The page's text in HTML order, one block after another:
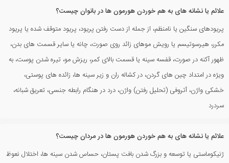
علائم یا نشانه های به هم خوردن هورمون ها در بانوان چیست؟
پریودهای سنگین یا نامنظم، از جمله از دست رفتن پریود، پریود متوقف شده یا پریود
مکرر، هیرسوتیسم یا رویش موهای زائد روی صورت، چانه یا سایر قسمت های بدن،
ظهور آکنه در صورت، قفسه سینه یا قسمت بالای کمر، ریزش مو، تیره شدن پوست، به
ویژه در امتداد چین های گردن، در کشاله ران و زیر سینه ها، زائده های پوستی،
خشکی واژن، آتروفی (تحلیل رفتن) واژن، درد در هنگام رابطه جنسی، تعریق شبانه،
سردرد
علائم یا نشانه های به هم خوردن هورمون ها در مردان چیست؟
ژنیکوماستی یا توسعه و بزرگ شدن بافت پستان، حساس شدن سینه ها، اختلال نعوظ